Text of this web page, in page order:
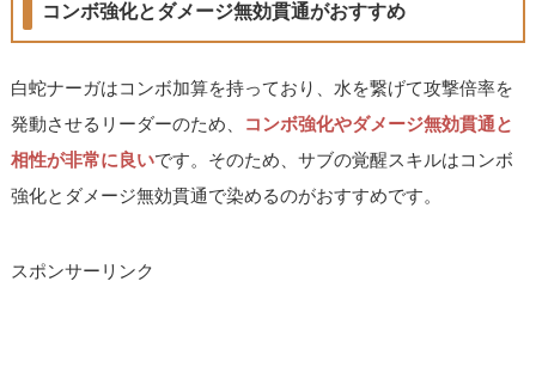
コンボ強化とダメージ無効貫通がおすすめ
白蛇ナーガはコンボ加算を持っており、水を繋げて攻撃倍率を
発動させるリーダーのため、 コンボ強化やダメージ無効貫通と
相性が非常に良いです。そのため、サブの覚醒スキルはコンボ
強化とダメージ無効貫通で染めるのがおすすめです。
スポンサーリンク